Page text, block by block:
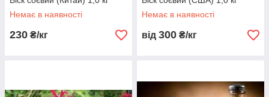
Немає в наявності
230 ₴/кг
Немає в наявності
від 300 ₴/кг